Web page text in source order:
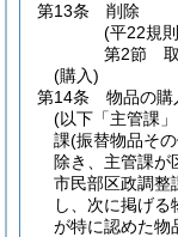
第13条
削除
(平22規
第2節
(購入)
第14条
物品の購
(以下「主管課
課(振替物品そ
除き、主管課が
市民部区政調整
し、次に掲げ
が特に認めた物